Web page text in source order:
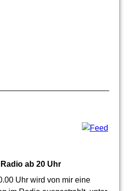
ab 20 Uhr
Uhr wird von mir eine